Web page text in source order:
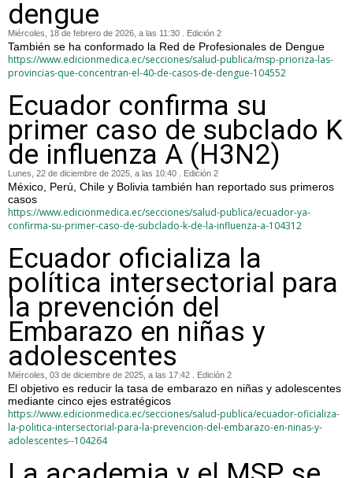
dengue
Miércoles, 18 de febrero de 2026, a las 11:30 . Edición 2
También se ha conformado la Red de Profesionales de Dengue
https://www.edicionmedica.ec/secciones/salud-publica/msp-prioriza-las-
provincias-que-concentran-el-40-de-casos-de-dengue-104552
Ecuador confirma su
primer caso de subclado K
de influenza A (H3N2)
Lunes, 22 de diciembre de 2025, a las 10:40 . Edición 2
México, Perú, Chile y Bolivia también han reportado sus primeros
casos
https://www.edicionmedica.ec/secciones/salud-publica/ecuador-ya-
confirma-su-primer-caso-de-subclado-k-de-la-influenza-a-104312
Ecuador oficializa la
política intersectorial para
la prevención del
Embarazo en niñas y
adolescentes
Miércoles, 03 de diciembre de 2025, a las 17:42 . Edición 2
El objetivo es reducir la tasa de embarazo en niñas y adolescentes
mediante cinco ejes estratégicos
https://www.edicionmedica.ec/secciones/salud-publica/ecuador-oficializa-
la-politica-intersectorial-para-la-prevencion-del-embarazo-en-ninas-y-
adolescentes--104264